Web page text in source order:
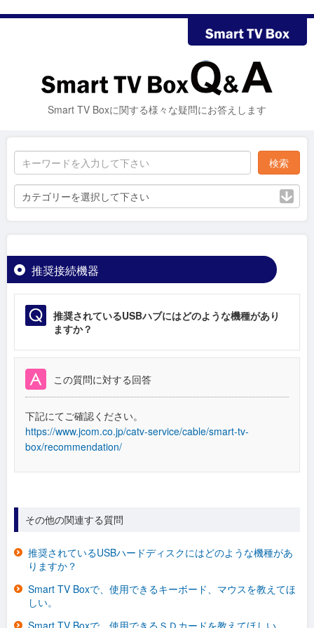
Smart TV Boxに関する様々な疑問にお答えします
カテゴリーを選択して下さい
推奨接続機器
推奨されているUSBハブにはどのような機種があり
ますか？
この質問に対する回答
下記にてご確認ください。
https://www.jcom.co.jp/catv-service/cable/smart-tv-
box/recommendation/
その他の関連する質問
推奨されているUSBハードディスクにはどのような機種があ
りますか？
Smart TV Boxで、使用できるキーボード、マウスを教えてほ
しい。
Smart TV Boxで、使用できるＳＤカードを教えてほしい。